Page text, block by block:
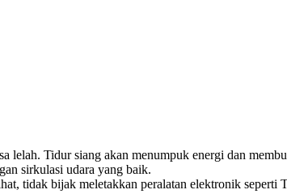
lelah. Tidur siang akan menumpuk energi dan
sirkulasi udara yang baik.
tidak bijak meletakkan peralatan elektronik